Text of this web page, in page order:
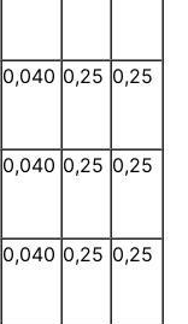
0,040 0,25 0,25
0,040 0,25 0,25
0,040 0,25 0,25